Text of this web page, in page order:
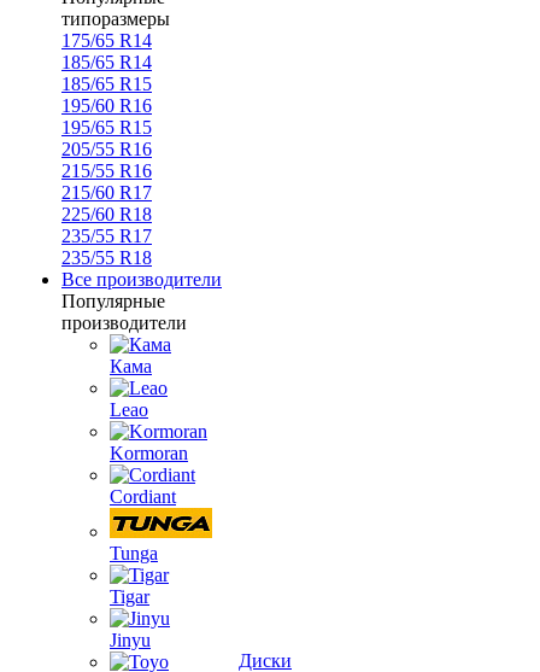
типоразмеры
175/65 R14
185/65 R14
185/65 R15
195/60 R16
195/65 R15
205/55 R16
215/55 R16
215/60 R17
225/60 R18
235/55 R17
235/55 R18
Все производители
Популярные
производители
Кама
Leao
Kormoran
Cordiant
Tunga
Tigar
Jinyu
Диски